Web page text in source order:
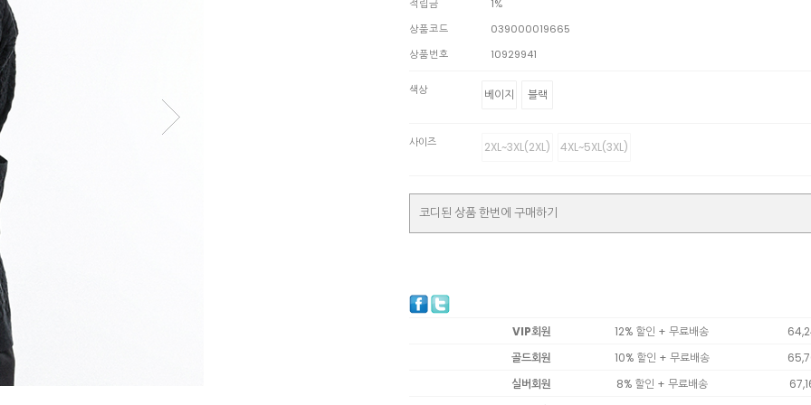
적립금
1%
상품코드
039000019665
상품번호
10929941
색상 베이지 블랙
사이즈 2XL~3XL(2XL) 4XL~5XL(3XL)
코디된 상품 한번에 구매하기
VIP회원 12% 할인 + 무료배송
골드회원
10% 할인 + 무료배송
실버회원
8% 할인 + 무료배송